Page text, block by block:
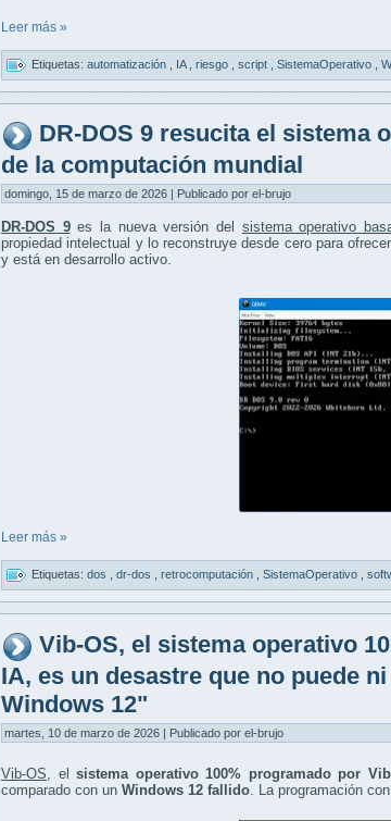
Leer más »
Etiquetas: automatización IA riesgo script SistemaOperativo
DR-DOS 9 resucita el sistema
de la computación mundial
domingo, 15 de marzo de 2026 | Publicado por el-brujo
DR-DOS 9es la nueva versión del sistema operativo
propiedad intelectual y lo reconstruye desde cero para
y está en desarrollo activo.
Leer más »
Etiquetas: dos dr-dos retrocomputación SistemaOperativo
Vib-OS, el sistema operativo
IA, es un desastre que no puede
Windows 12"
martes, 10 de marzo de 2026 | Publicado por el-brujo
Vib-OS , elsistema operativo 100% programado por
comparado con un Windows 12 fallido . La programación